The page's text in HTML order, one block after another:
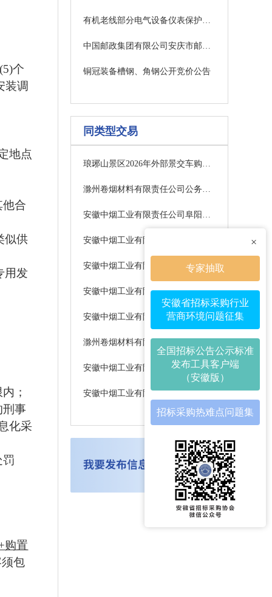
×
专家抽取
安徽省招标采购行业
营商环境问题征集
全国招标公告公示标准
发布工具客户端
（安徽版）
招标采购热难点问题集
个
装调
地点
合
似供
用发
；
刑事
化采
罚
购置
包
有机老线部分电气设备仪表保护性拆除采购公告(设备计量部)
中国邮政集团有限公司安庆市邮政分公司二、三类业务库保安值守服务采购项目谈判公告
铜冠装备槽钢、角钢公开竞价公告
同类型交易
琅琊山景区2026年外部景交车购买服务项目（二次）招标公告
滁州卷烟材料有限责任公司公务车辆维修服务合作单位（2026-2029）项目成交结果公示
安徽中烟工业有限责任公司阜阳卷烟厂信息服务集中采购（2026-2027）竞争谈判公告
安徽中烟工业有限责任公司蚌埠卷烟厂滤棒塑料托盘（含芯片）、塑料制品、低值易耗品采购-低值易耗品采购【重新招标】结果公示
安徽中烟工业有限责任公司芜湖卷烟厂实施2026年新增1套异型包生产单元配套二维码盒条件关联项目中标结果公示
安徽中烟工业有限责任公司芜湖卷烟厂实施2026年新增1套异型包生产单元配套卷包数采设备项目中标结果公示
安徽中烟工业有限责任公司蚌埠卷烟厂雪茄烟生产部企业文化建设项目中标结果公示
安徽中烟工业有限责任公司蚌埠卷烟厂地源热泵空调集控升级改造中标候选人公示